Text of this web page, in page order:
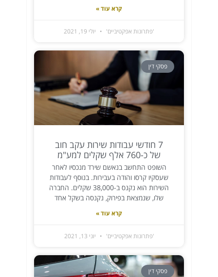
קרא עוד »
'פתרונות אפקטיביים' יולי 19, 2021
פסקי דין
7 חודשי עבודות שירות עקב חוב
של כ-760 אלף שקלים למע"מ
השופט התחשב בנאשם שירד מנכסיו לאחר
שעסקיו קרסו והודה בעבירות. בנוסף לעבודות
השירות הוא נקנס ב-38,000 שקלים. החברה
שלו, שנמצאת בפירוק, נקנסה בשקל אחד
קרא עוד »
'פתרונות אפקטיביים' יוני 13, 2021
פסקי דין